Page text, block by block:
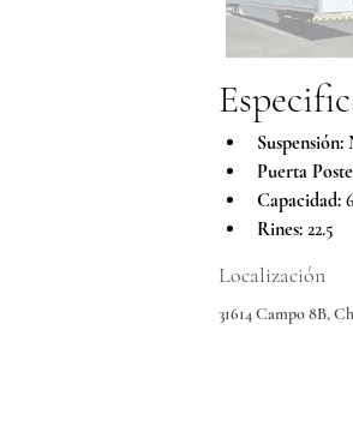
Suspensión:
Puerta
Capacidad:
Rines: 22.5
Localización
31614 Campo 8B,